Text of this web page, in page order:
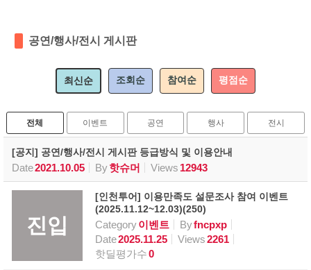
공연/행사/전시 게시판
최신순 조회순 참여순 평점순
전체 이벤트 공연 행사 전시
[공지] 공연/행사/전시 게시판 등급방식 및 이용안내
Date2021.10.05 By핫슈머 Views 12943
진입
[인천투어] 이용만족도 설문조사 참여 이벤트
(2025.11.12~12.03)(250)
Category이벤트 Byfncpxp
Date2025.11.25 Views2261
핫딜평가수0